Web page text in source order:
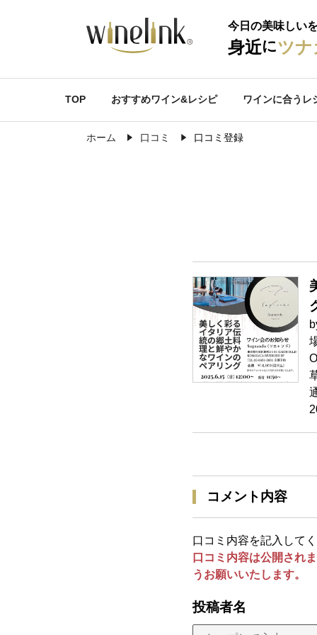
今日の美味しい
身近にツナ
TOP おすすめワイン&レシピ ワインに合うレ
ホーム 口コミ 口コミ登録
コメント内容
口コミ内容を記入して
口コミ内容は公開され
うお願いいたします。
投稿者名